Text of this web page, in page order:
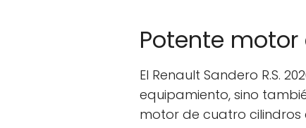
Potente motor
El Renault Sandero R.S.
equipamiento, sino
motor de cuatro